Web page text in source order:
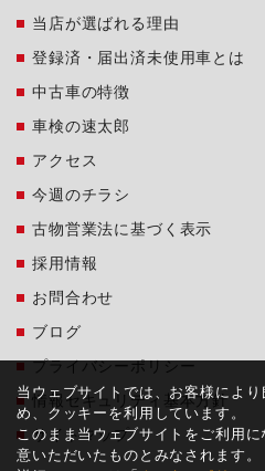
当店が選ばれる理由
登録済・届出済未使用車とは
中古車の特徴
車検の速太郎
アクセス
今週のチラシ
古物営業法に基づく表示
採用情報
お問合わせ
ブログ
プライバシーポリシー
情報セキュリティ基本方針
サイトマップ
当ウェブサイトでは、お客様によ
め、クッキーを利用しています。
このまま当ウェブサイトをご利用
意いただいたものとみなされます。